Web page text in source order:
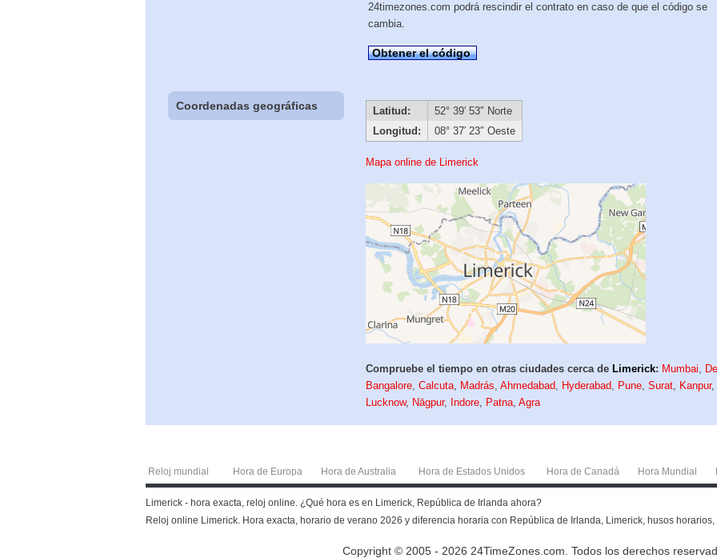
24timezones.com podrá rescindir el contrato en caso de que el código se
cambia.
Obtener el código
Coordenadas geográficas Latitud:
52° 39′ 53″ Norte
Longitud:
08° 37′ 23″ Oeste
Mapa online de Limerick
Compruebe el tiempo en otras ciudades cerca de Limerick: Mumbai,
Bangalore,Calcuta, Madrás,Ahmedabad, Hyderabad, Pune,Surat, Kanpur
Lucknow, Nāgpur, Indore, Patna,Agra
Reloj mundial Hora de Europa Hora de Australia Hora de Estados Unidos Hora de Canadá Hora Mundial
Limerick - hora exacta, reloj online. ¿Qué hora es en Limerick, República de Irlanda ahora?
Reloj online Limerick. Hora exacta, horario de verano 2026 y diferencia horaria con República de Irlanda, Limerick, husos
Copyright © 2005 - 2026 24TimeZones.com. Todos los derechos